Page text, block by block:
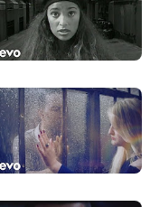
Driving us to your house
Chở chúng ta về nhà của em
But you rolled in with
Nhưng em bước vào với mái
Baby, without warning
Em à như không báo trước
I was doing alright